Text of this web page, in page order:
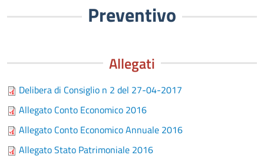
Preventivo
Allegati
Delibera di Consiglio n 2 del 27-04-2017
Allegato Conto Economico 2016
Allegato Conto Economico Annuale 2016
Allegato Stato Patrimoniale 2016